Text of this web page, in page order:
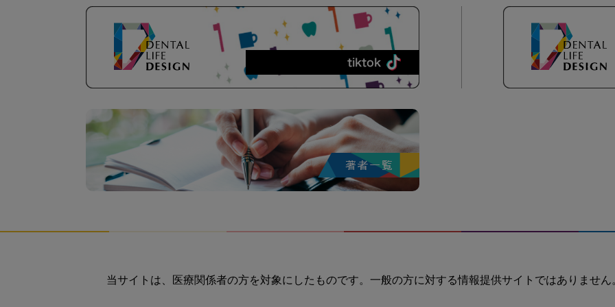
当サイトは、医療関係者の方を対象にしたものです。一般の方に対する情報提供サイトではありません